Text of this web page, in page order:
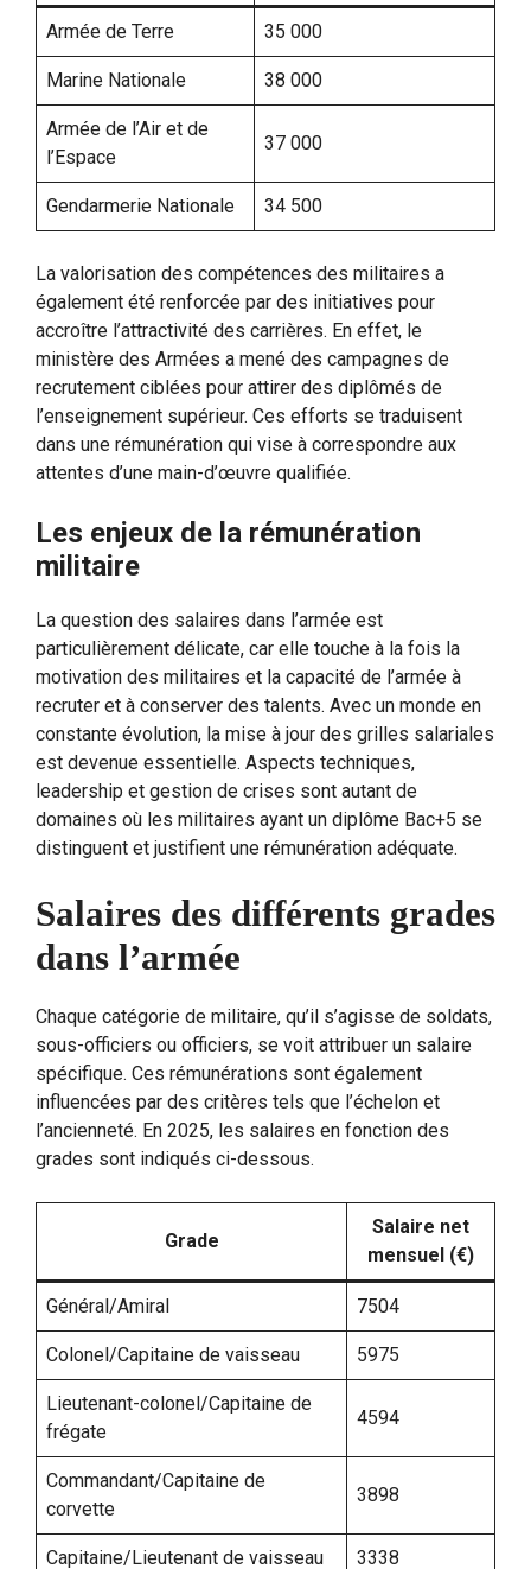
Armée de Terre 35 000
Marine Nationale 38 000
Armée de l’Air et de
l’Espace
37 000
Gendarmerie Nationale 34 500
La valorisation des compétences des militaires a
également été renforcée par des initiatives pour
accroître l’attractivité des carrières. En effet, le
ministère des Armées a mené des campagnes de
recrutement ciblées pour attirer des diplômés de
l’enseignement supérieur. Ces efforts se traduisent
dans une rémunération qui vise à correspondre aux
attentes d’une main-d’œuvre qualifiée.
Les enjeux de la rémunération
militaire
La question des salaires dans l’armée est
particulièrement délicate, car elle touche à la fois la
motivation des militaires et la capacité de l’armée à
recruter et à conserver des talents. Avec un monde en
constante évolution, la mise à jour des grilles salariales
est devenue essentielle. Aspects techniques,
leadership et gestion de crises sont autant de
domaines où les militaires ayant un diplôme Bac+5 se
distinguent et justifient une rémunération adéquate.
Salaires des différents grades
dans l’armée
Chaque catégorie de militaire, qu’il s’agisse de soldats,
sous-officiers ou officiers, se voit attribuer un salaire
spécifique. Ces rémunérations sont également
influencées par des critères tels que l’échelon et
l’ancienneté. En 2025, les salaires en fonction des
grades sont indiqués ci-dessous.
Grade
Salaire net
mensuel (€)
Général/Amiral 7504
Colonel/Capitaine de vaisseau 5975
Lieutenant-colonel/Capitaine de
frégate
4594
Commandant/Capitaine de
corvette
3898
Capitaine/Lieutenant de vaisseau 3338